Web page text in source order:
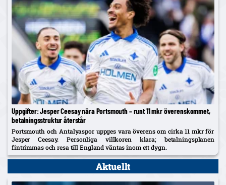
Uppgifter: Jesper Ceesay nära Portsmouth – runt 11 mkr överenskommet,
betalningsstruktur återstår
Portsmouth och Antalyaspor uppges vara överens om cirka 11 mkr för
Jesper Ceesay. Personliga villkoren klara; betalningsplanen
fintrimmas och resa till England väntas inom ett dygn.
Aktuellt